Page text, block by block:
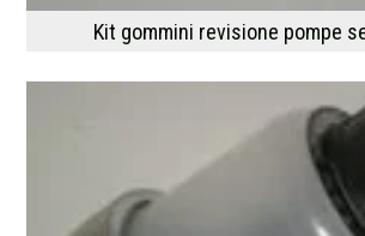
Kit gommini revisione pompe